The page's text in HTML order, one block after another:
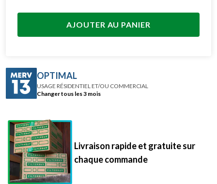
AJOUTER AU PANIER
OPTIMAL
USAGE RÉSIDENTIEL ET/OU COMMERCIAL
Changer tous les 3 mois
Livraison rapide et gratuite sur
chaque commande